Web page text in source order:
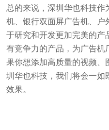
总的来说，深圳华也科技作
机、银行双面屏广告机、户
于研究和开发更加完美的
有竞争力的产品，为广告机
果你想添加高质量的视频、
圳华也科技，我们将会一
效果。